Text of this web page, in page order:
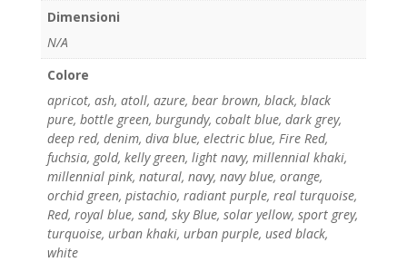
Dimensioni
N/A
Colore
apricot, ash, atoll, azure, bear brown, black, black
pure, bottle green, burgundy, cobalt blue, dark grey,
deep red, denim, diva blue, electric blue, Fire Red,
fuchsia, gold, kelly green, light navy, millennial khaki,
millennial pink, natural, navy, navy blue, orange,
orchid green, pistachio, radiant purple, real turquoise,
Red, royal blue, sand, sky Blue, solar yellow, sport grey,
turquoise, urban khaki, urban purple, used black,
white